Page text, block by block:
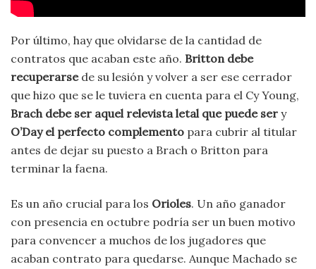
Por último, hay que olvidarse de la cantidad de
contratos que acaban este año. Britton debe
recuperarsede su lesión y volver a ser ese cerrador
que hizo que se le tuviera en cuenta para el Cy Young,
Brach debe ser aquel relevista letal que puede ser y
O’Day el perfecto complemento para cubrir al titular
antes de dejar su puesto a Brach o Britton para
terminar la faena.
Es un año crucial para los Orioles. Un año ganador
con presencia en octubre podría ser un buen motivo
para convencer a muchos de los jugadores que
acaban contrato para quedarse. Aunque Machado se